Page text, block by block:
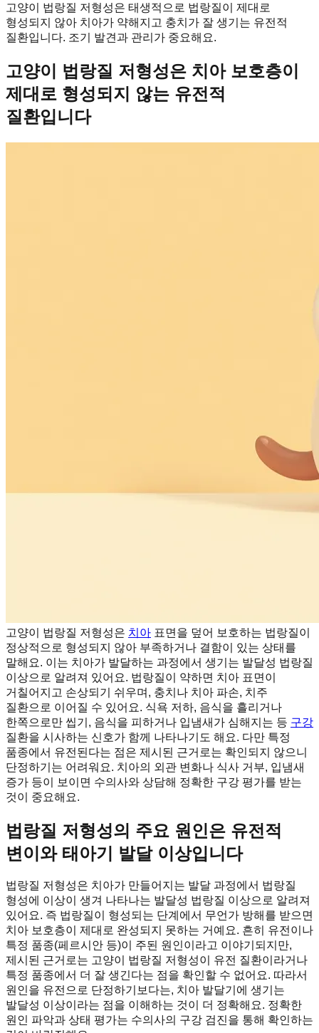
고양이 법랑질 저형성은 태생적으로 법랑질이 제대로
형성되지 않아 치아가 약해지고 충치가 잘 생기는 유전적
질환입니다. 조기 발견과 관리가 중요해요.
고양이 법랑질 저형성은 치아 보호층이
제대로 형성되지 않는 유전적
질환입니다
고양이 법랑질 저형성은 치아 표면을 덮어 보호하는 법랑질이
정상적으로 형성되지 않아 부족하거나 결함이 있는 상태를
말해요. 이는 치아가 발달하는 과정에서 생기는 발달성 법랑질
이상으로 알려져 있어요. 법랑질이 약하면 치아 표면이
거칠어지고 손상되기 쉬우며, 충치나 치아 파손, 치주
질환으로 이어질 수 있어요. 식욕 저하, 음식을 흘리거나
한쪽으로만 씹기, 음식을 피하거나 입냄새가 심해지는 등 구강
질환을 시사하는 신호가 함께 나타나기도 해요. 다만 특정
품종에서 유전된다는 점은 제시된 근거로는 확인되지 않으니
단정하기는 어려워요. 치아의 외관 변화나 식사 거부, 입냄새
증가 등이 보이면 수의사와 상담해 정확한 구강 평가를 받는
것이 중요해요.
법랑질 저형성의 주요 원인은 유전적
변이와 태아기 발달 이상입니다
법랑질 저형성은 치아가 만들어지는 발달 과정에서 법랑질
형성에 이상이 생겨 나타나는 발달성 법랑질 이상으로 알려져
있어요. 즉 법랑질이 형성되는 단계에서 무언가 방해를 받으면
치아 보호층이 제대로 완성되지 못하는 거예요. 흔히 유전이나
특정 품종(페르시안 등)이 주된 원인이라고 이야기되지만,
제시된 근거로는 고양이 법랑질 저형성이 유전 질환이라거나
특정 품종에서 더 잘 생긴다는 점을 확인할 수 없어요. 따라서
원인을 유전으로 단정하기보다는, 치아 발달기에 생기는
발달성 이상이라는 점을 이해하는 것이 더 정확해요. 정확한
원인 파악과 상태 평가는 수의사의 구강 검진을 통해 확인하는